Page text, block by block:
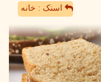
اسنک : خانه